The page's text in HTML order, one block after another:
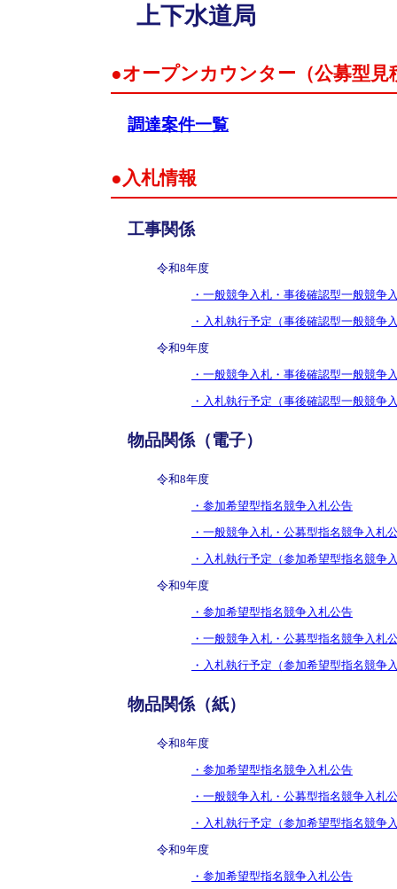
上下水道局
●オープンカウンター（公募型見
調達案件一覧
●入札情報
工事関係
令和8年度
・一般競争入札・事後確認型一般競争
・入札執行予定（事後確認型一般競争
令和9年度
・一般競争入札・事後確認型一般競争
・入札執行予定（事後確認型一般競争
物品関係（電子）
令和8年度
・参加希望型指名競争入札公告
・一般競争入札・公募型指名競争入札
・入札執行予定（参加希望型指名競争
令和9年度
・参加希望型指名競争入札公告
・一般競争入札・公募型指名競争入札
・入札執行予定（参加希望型指名競争
物品関係（紙）
令和8年度
・参加希望型指名競争入札公告
・一般競争入札・公募型指名競争入札
・入札執行予定（参加希望型指名競争
令和9年度
・参加希望型指名競争入札公告